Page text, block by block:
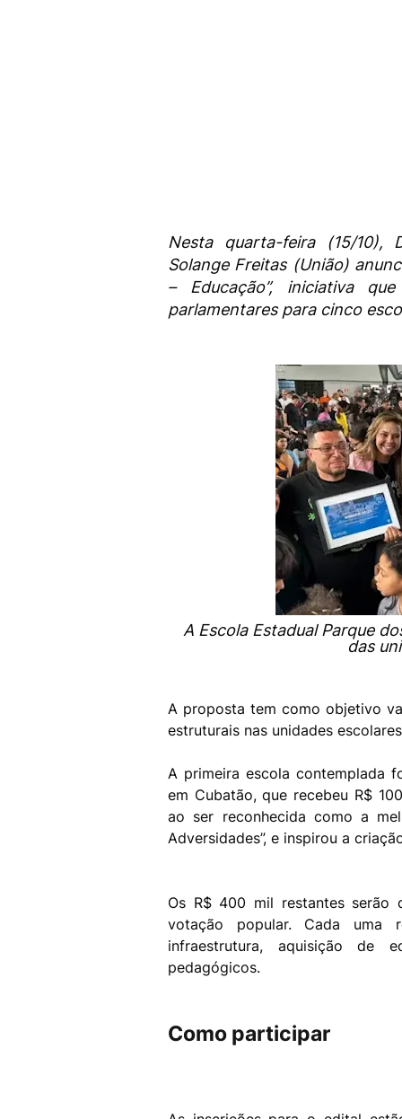
Nesta quarta-feira (15/10),
Solange Freitas (União)
– Educação”, iniciativa
parlamentares para cinco
A Escola Estadual Parque
das
A proposta tem como objetivo
estruturais nas unidades
A primeira escola contemplada
em Cubatão, que recebeu R$
ao ser reconhecida como a
Adversidades”, e inspirou a
Os R$ 400 mil restantes serão
votação popular. Cada uma
infraestrutura, aquisição de
pedagógicos.
Como participar